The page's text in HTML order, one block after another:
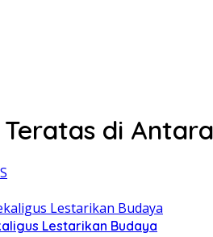
di
Lestarikan Budaya